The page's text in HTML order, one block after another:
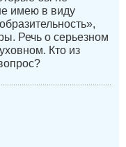
имею в виду
Речь о серьезном
Кто из